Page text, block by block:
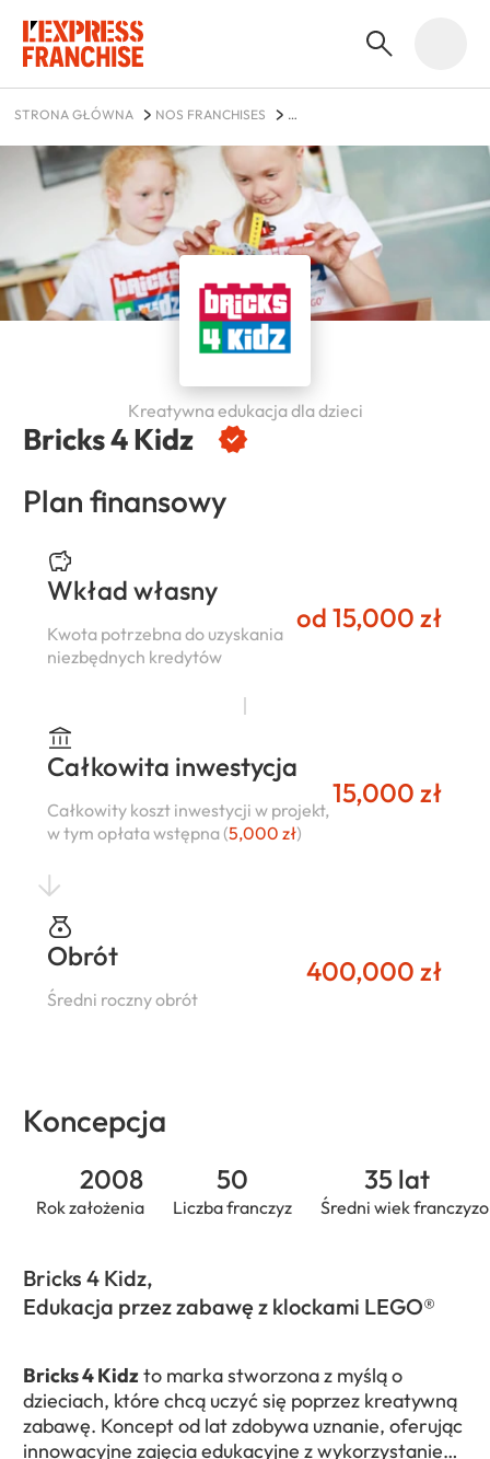
STRONA GŁÓWNA
NOS FRANCHISES
Bricks 4 Kidz
Kreatywna edukacja dla dzieci
Plan finansowy
Wkład własny
Kwota potrzebna do uzyskania
niezbędnych kredytów
od 15,000 zł
Całkowita inwestycja
Całkowity koszt inwestycji w projekt,
w tym opłata wstępna (5,000 zł)
15,000 zł
Obrót
Średni roczny obrót
400,000 zł
Koncepcja
Rok założenia
2008
Liczba franczyz
50
Średni wiek
35 lat
Bricks 4 Kidz,
Edukacja przez zabawę z klockami LEGO®
Bricks 4 Kidzto marka stworzona z myślą o
dzieciach, które chcą uczyć się poprzez kreatywną
zabawę. Koncept od lat zdobywa uznanie, oferując
innowacyjne zajęcia edukacyjne z wykorzystaniem